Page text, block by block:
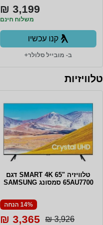
3,199 ₪
משלוח חינם
קנו עכשיו
ב- מובייל סלולר+
טלוויזיות
טלוויזיה "65 SMART 4K דגם
65AU7700 סמסונג SAMSUNG
14% הנחה
3,926 ₪
3,365 ₪